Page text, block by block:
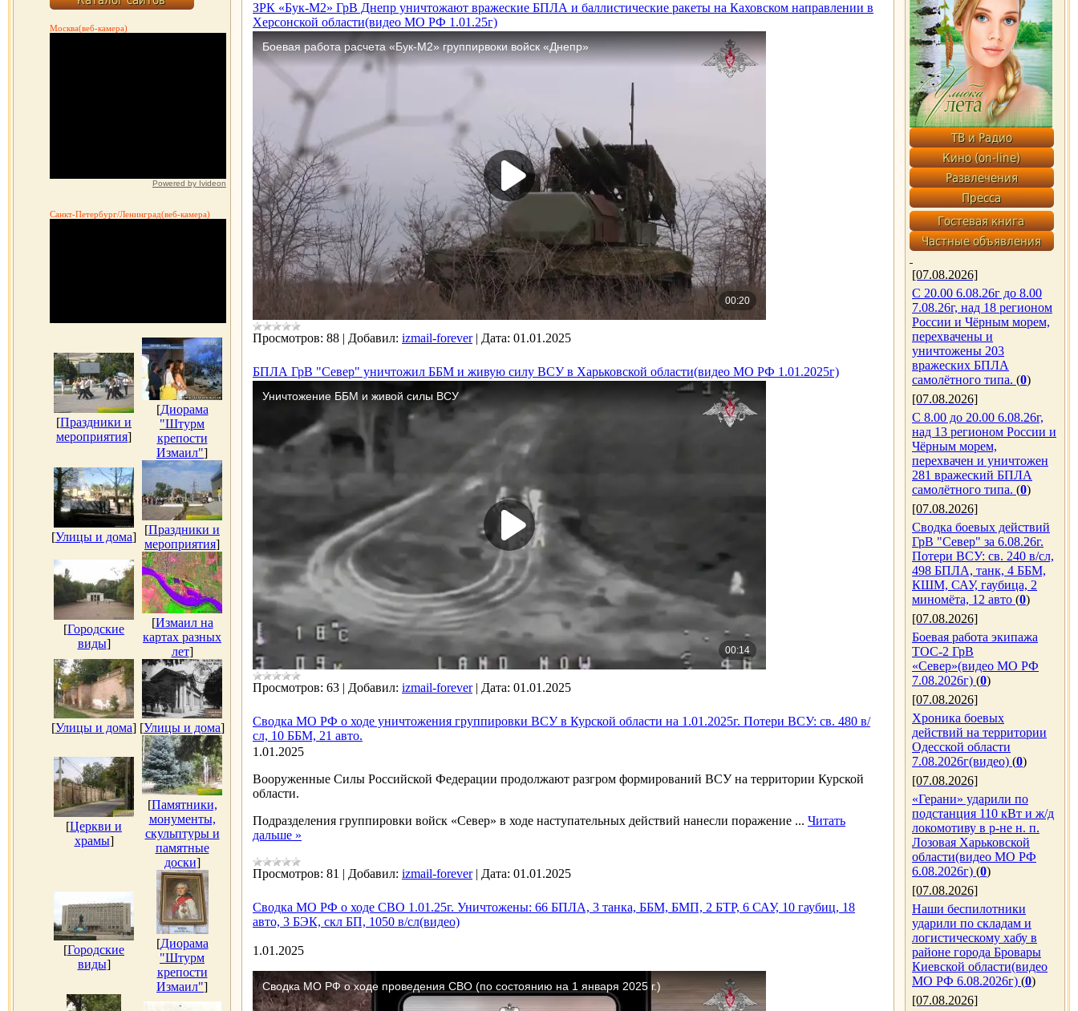
Москва(веб-камера)
Powered by Ivideon
Санкт-Петербург/Ленинград(веб-камера)
[Праздники и
мероприятия]
[Диорама
"Штурм
крепости
Измаил"]
[Улицы и дома]
[Праздники и
мероприятия]
[Городские
виды]
[Измаил на
картах разных
лет]
[Улицы и дома] [Улицы и дома]
[Церкви и
храмы]
[Памятники,
монументы,
скульптуры и
памятные
доски]
[Городские
виды]
[Диорама
"Штурм
крепости
Измаил"]
ЗРК «Бук-М2» ГрВ Днепр уничтожают вражеские БПЛА и баллистические ракеты на Каховском направлении в
Херсонской области(видео МО РФ 1.01.25г)
Просмотров: 88 | Добавил: izmail-forever | Дата: 01.01.2025
БПЛА ГрВ "Север" уничтожил ББМ и живую силу ВСУ в Харьковской области(видео МО РФ 1.01.2025г)
Просмотров: 63 | Добавил: izmail-forever | Дата: 01.01.2025
Сводка МО РФ о ходе уничтожения группировки ВСУ в Курской области на 1.01.2025г. Потери ВСУ: св. 480 в/
сл, 10 ББМ, 21 авто.
1.01.2025
Вооруженные Силы Российской Федерации продолжают разгром формирований ВСУ на территории Курской
области.
Подразделения группировки войск «Север» в ходе наступательных действий нанесли поражение ... Читать
дальше »
Просмотров: 81 | Добавил: izmail-forever | Дата: 01.01.2025
Сводка МО РФ о ходе СВО 1.01.25г. Уничтожены: 66 БПЛА, 3 танка, ББМ, БМП, 2 БТР, 6 САУ, 10 гаубиц, 18
авто, 3 БЭК, скл БП, 1050 в/сл(видео)
1.01.2025
[07.08.2026]
С 20.00 6.08.26г до 8.00
7.08.26г, над 18 регионом
России и Чёрным морем,
перехвачены и
уничтожены 203
вражеских БПЛА
самолётного типа. (0)
[07.08.2026]
С 8.00 до 20.00 6.08.26г,
над 13 регионом России и
Чёрным морем,
перехвачен и уничтожен
281 вражеский БПЛА
самолётного типа. (0)
[07.08.2026]
Сводка боевых действий
ГрВ "Север" за 6.08.26г.
Потери ВСУ: св. 240 в/сл,
498 БПЛА, танк, 4 ББМ,
КШМ, САУ, гаубица, 2
миномёта, 12 авто (0)
[07.08.2026]
Боевая работа экипажа
ТОС-2 ГрВ
«Север»(видео МО РФ
7.08.2026г) (0)
[07.08.2026]
Хроника боевых
действий на территории
Одесской области
7.08.2026г(видео) (0)
[07.08.2026]
«Герани» ударили по
подстанция 110 кВт и ж/д
локомотиву в р-не н. п.
Лозовая Харьковской
области(видео МО РФ
6.08.2026г) (0)
[07.08.2026]
Наши беспилотники
ударили по складам и
логистическому хабу в
районе города Бровары
Киевской области(видео
МО РФ 6.08.2026г) (0)
[07.08.2026]